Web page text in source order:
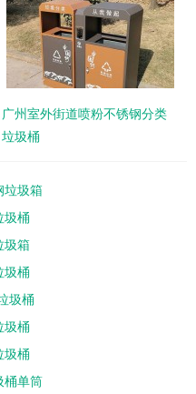
广州室外街道喷粉不锈钢分类
垃圾桶
垃圾箱
圾桶
圾箱
圾桶
圾桶
圾桶
圾桶
桶单筒